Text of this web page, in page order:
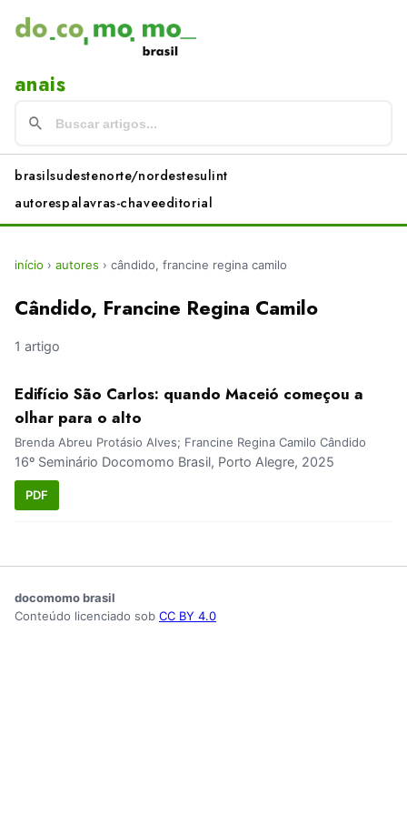
anais
brasilsudestenorte/nordestesulint
autorespalavras-chaveeditorial
início › autores › cândido, francine regina camilo
Cândido, Francine Regina Camilo
1 artigo
Edifício São Carlos: quando Maceió começou a
olhar para o alto
Brenda Abreu Protásio Alves; Francine Regina Camilo Cândido
16º Seminário Docomomo Brasil, Porto Alegre, 2025
PDF
docomomo brasil
Conteúdo licenciado sob CC BY 4.0